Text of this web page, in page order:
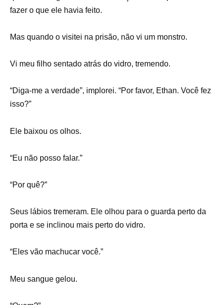
fazer o que ele havia feito.
Mas quando o visitei na prisão, não vi um monstro.
Vi meu filho sentado atrás do vidro, tremendo.
“Diga-me a verdade”, implorei. “Por favor, Ethan. Você fez
isso?”
Ele baixou os olhos.
“Eu não posso falar.”
“Por quê?”
Seus lábios tremeram. Ele olhou para o guarda perto da
porta e se inclinou mais perto do vidro.
“Eles vão machucar você.”
Meu sangue gelou.